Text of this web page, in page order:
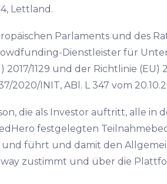
Lettland.
Parlaments und des
Dienstleister für
1129 und der Richtlinie (EU)
INIT, ABl. L 347 vom
die als Investor auftritt, alle in
festgelegten
führt und damit den
zustimmt und über die